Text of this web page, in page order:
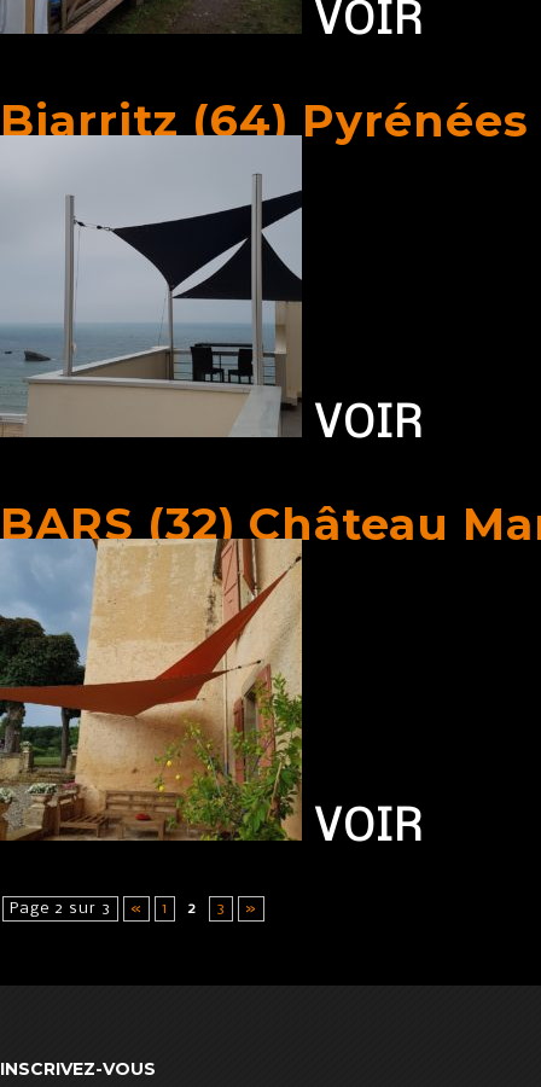
VOIR
Biarritz (64)
VOIR
BARS (32) Château
VOIR
Page 2 sur 3 « 1 2 3 »
INSCRIVEZ-VOUS